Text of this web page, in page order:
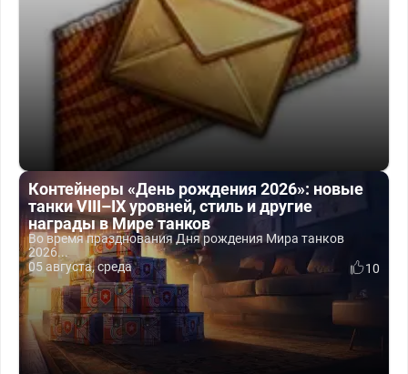
Контейнеры «День рождения 2026»: новые
танки VIII–IX уровней, стиль и другие
награды в Мире танков
Во время празднования Дня рождения Мира танков
2026...
05 августа, среда
10